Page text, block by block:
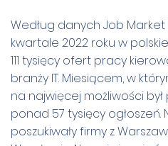
Według danych Job
kwartale 2022 roku w
111 tysięcy ofert pracy
branży IT. Miesiącem, w
na najwięcej możliwości był
ponad 57 tysięcy
poszukiwały firmy z